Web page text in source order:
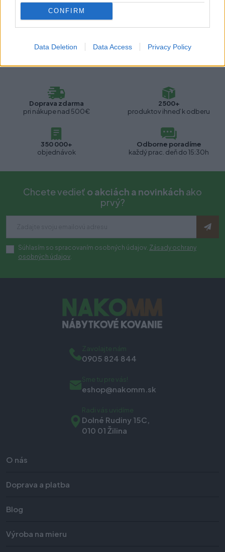
CONFIRM
Data Deletion Data Access Privacy Policy
Doprava zdarma
pri nákupe nad 500€
2500+
produktov ihneď k odberu
350 000+
objednávok
Odborne poradíme
každý prac. deň do 15:30h
Chcete vedieť o akciách a novinkách ako
prvý?
Súhlasím so spracovaním osobných údajov. Zásady ochrany
osobných údajov
O nás
Doprava a platba
Blog
Výroba na mieru
Zavolajte nám
0905 824 844
Sme tu pre vás!
eshop@nakomm.sk
Radi vás uvidíme
Dolné Rudiny 15C,
010 01 Žilina